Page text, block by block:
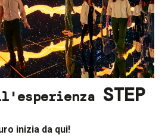
STEP
inizia da qui!